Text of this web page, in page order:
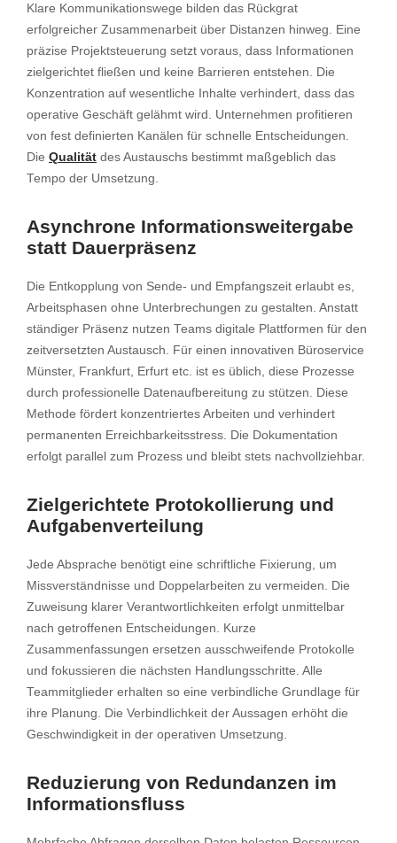
Klare Kommunikationswege bilden das Rückgrat
erfolgreicher Zusammenarbeit über Distanzen hinweg. Eine
präzise Projektsteuerung setzt voraus, dass Informationen
zielgerichtet fließen und keine Barrieren entstehen. Die
Konzentration auf wesentliche Inhalte verhindert, dass das
operative Geschäft gelähmt wird. Unternehmen profitieren
von fest definierten Kanälen für schnelle Entscheidungen.
Die Qualität des Austauschs bestimmt maßgeblich das
Tempo der Umsetzung.
Asynchrone Informationsweitergabe
statt Dauerpräsenz
Die Entkopplung von Sende- und Empfangszeit erlaubt es,
Arbeitsphasen ohne Unterbrechungen zu gestalten. Anstatt
ständiger Präsenz nutzen Teams digitale Plattformen für den
zeitversetzten Austausch. Für einen innovativen Büroservice
Münster, Frankfurt, Erfurt etc. ist es üblich, diese Prozesse
durch professionelle Datenaufbereitung zu stützen. Diese
Methode fördert konzentriertes Arbeiten und verhindert
permanenten Erreichbarkeitsstress. Die Dokumentation
erfolgt parallel zum Prozess und bleibt stets nachvollziehbar.
Zielgerichtete Protokollierung und
Aufgabenverteilung
Jede Absprache benötigt eine schriftliche Fixierung, um
Missverständnisse und Doppelarbeiten zu vermeiden. Die
Zuweisung klarer Verantwortlichkeiten erfolgt unmittelbar
nach getroffenen Entscheidungen. Kurze
Zusammenfassungen ersetzen ausschweifende Protokolle
und fokussieren die nächsten Handlungsschritte. Alle
Teammitglieder erhalten so eine verbindliche Grundlage für
ihre Planung. Die Verbindlichkeit der Aussagen erhöht die
Geschwindigkeit in der operativen Umsetzung.
Reduzierung von Redundanzen im
Informationsfluss